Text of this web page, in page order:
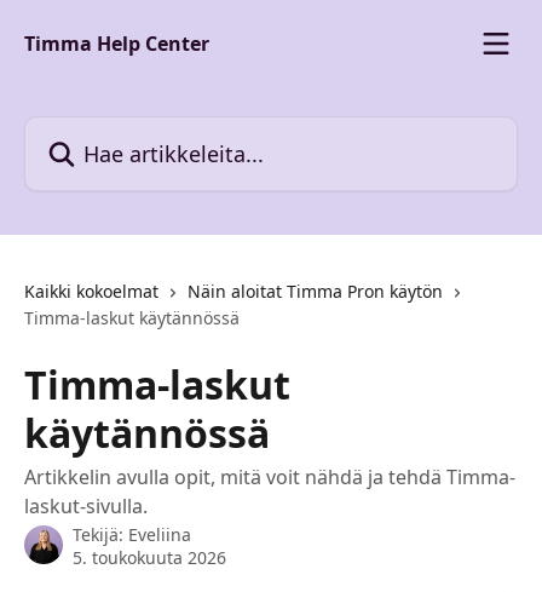
Timma Help Center
Kaikki kokoelmat
Näin aloitat Timma Pron käytön
Timma-laskut käytännössä
Timma-laskut
käytännössä
Artikkelin avulla opit, mitä voit nähdä ja tehdä Timma-
laskut-sivulla.
Tekijä: Eveliina
5. toukokuuta 2026